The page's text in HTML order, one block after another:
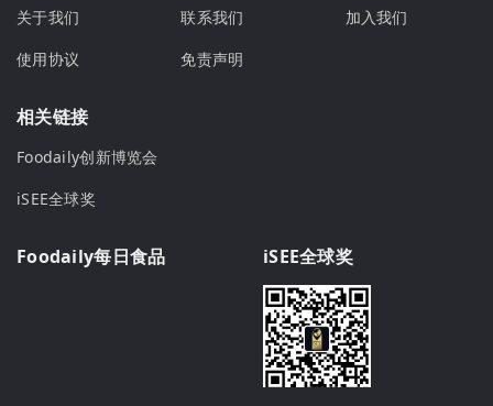
关于我们 联系我们
加入我们
使用协议
免责声明
相关链接
Foodaily创新博览会
iSEE全球奖
Foodaily每日食品 iSEE全球奖